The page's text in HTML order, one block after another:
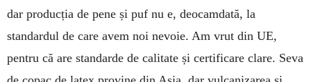
dar producția de pene și puf nu e, deocamdată, la
standardul de care avem noi nevoie. Am vrut din UE,
pentru că are standarde de calitate și certificare clare. Seva